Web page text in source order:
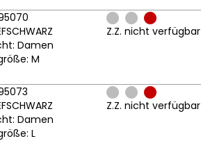
Damen
M
Z.Z. nicht verfügbar
Damen
L
Z.Z. nicht verfügbar